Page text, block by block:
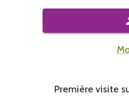
Première visite